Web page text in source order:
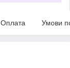
Оплата Умови